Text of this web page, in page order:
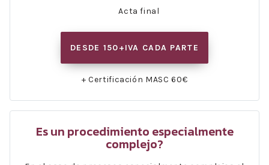
Acta final
DESDE 150+IVA CADA PARTE
+ Certificación MASC 60€
Es un procedimiento especialmente
complejo?